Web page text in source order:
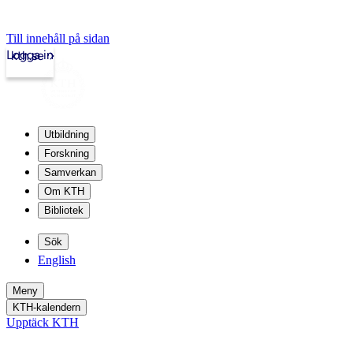
Till innehåll på sidan
kth.se
Logga in
Utbildning
Forskning
Samverkan
Om KTH
Bibliotek
Sök
English
Meny
KTH-kalendern
Upptäck KTH